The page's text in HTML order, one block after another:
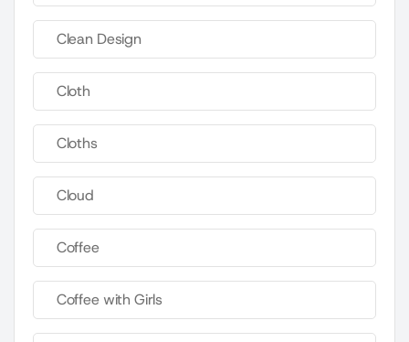
Clean Design
Cloth
Cloths
Cloud
Coffee
Coffee with Girls